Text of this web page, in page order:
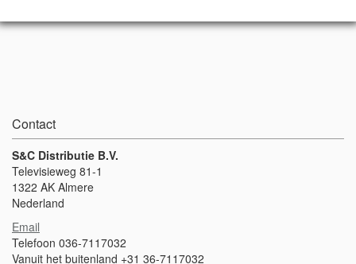
Contact
S&C Distributie B.V.
Televisieweg 81-1
1322 AK Almere
Nederland
Email
Telefoon 036-7117032
Vanuit het buitenland +31 36-7117032